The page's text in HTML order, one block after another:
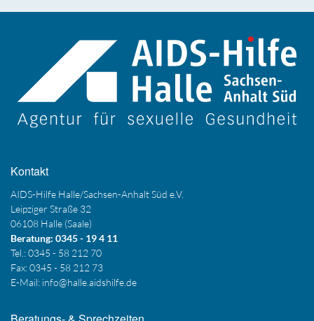
Kontakt
AIDS-Hilfe Halle/Sachsen-Anhalt Süd e.V.
Leipziger Straße 32
06108 Halle (Saale)
Beratung: 0345 - 19 4 11
Tel.: 0345 - 58 212 70
Fax: 0345 - 58 212 73
E-Mail: info@halle.aidshilfe.de